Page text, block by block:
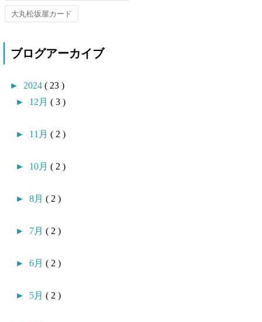
大丸松坂屋カード
ブログアーカイブ
► 2024 ( 23 )
► 12月 ( 3 )
► 11月 ( 2 )
► 10月 ( 2 )
► 8月 ( 2 )
► 7月 ( 2 )
► 6月 ( 2 )
► 5月 ( 2 )